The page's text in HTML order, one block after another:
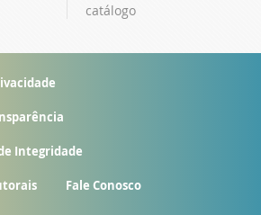
catálogo
Integridade
Fale Conosco